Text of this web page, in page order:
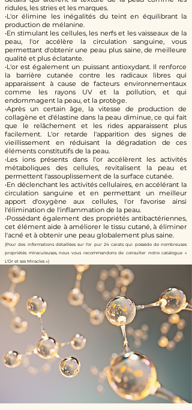
ridules, les stries et les marques.
•L'or élimine les inégalités du teint en équilibrant la
production de mélanine.
•En stimulant les cellules, les nerfs et les vaisseaux de la
peau, l'or accélère la circulation sanguine, vous
permettant d'obtenir une peau plus saine, de meilleure
qualité et plus éclatante.
•L'or est également un puissant antioxydant. Il renforce
la barrière cutanée contre les radicaux libres qui
apparaissent à cause de facteurs environnementaux
comme les rayons UV et la pollution, et qui
endommagent la peau, et la protège.
•Après un certain âge, la vitesse de production de
collagène et d'élastine dans la peau diminue, ce qui fait
que le relâchement et les rides apparaissent plus
facilement. L'or retarde l'apparition des signes de
vieillissement en réduisant la dégradation de ces
éléments constitutifs de la peau.
•Les ions présents dans l'or accélèrent les activités
métaboliques des cellules, revitalisent la peau et
permettent l'assouplissement de la surface cutanée.
•En déclenchant les activités cellulaires, en accélérant la
circulation sanguine et en permettant un meilleur
apport d'oxygène aux cellules, l'or favorise ainsi
l'élimination de l'inflammation de la peau.
•Possédant également des propriétés antibactériennes,
cet élément aide à améliorer le tissu cutané, à éliminer
l'acné et à obtenir une peau globalement plus saine.
(Pour des informations détaillées sur l'or pur 24 carats qui possède de nombreuses
propriétés miraculeuses, nous vous recommandons de consulter notre catalogue «
L'Or et ses Miracles ».)